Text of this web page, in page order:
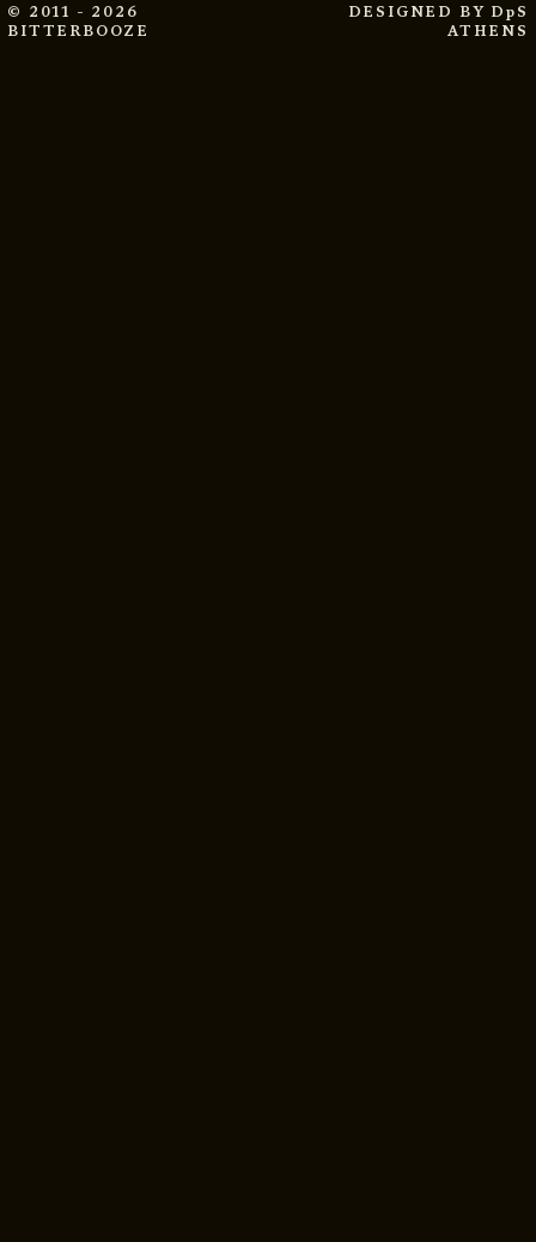
© 2011 - 2026
BITTERBOOZE
DESIGNED BY DpS
ATHENS